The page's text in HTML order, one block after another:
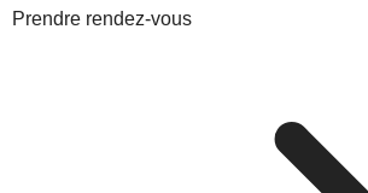
Prendre rendez-vous